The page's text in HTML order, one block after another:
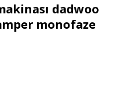
dadwoo
monofaze